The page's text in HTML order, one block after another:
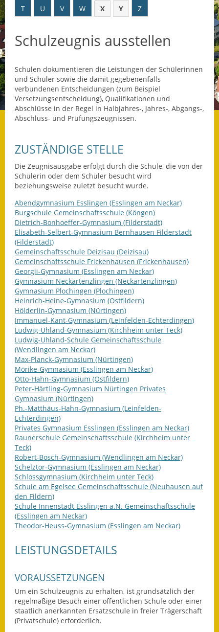
Datenschutz
Datenschutz im
Steueramt
Gebärdensprache
Geschichte und
Gegenwart
Was die Alten noch
Wagner-Werkstatt
Informationsbroschüre
Lärmaktionsplan
Leichte Sprache
Mitteilungsblatt
Nachhaltigkeitsbericht
Notfallplanung
Ortsplan
Straßenbau
Landesstraße
Kreisstraße
Umleitungsplan
Ausweichfahrplan
Buslinie 168
Stellenausschreibungen
Zahlen und Fakten
Rathaus
Bauhof Notzingen
Behördenadressen
Beratungsstellen im
Landkreis
T
U V W X Y Z
Schulzeugnis ausstellen
Schulen dokumentieren die Leistungen der Schülerinnen
und Schüler sowie die damit gegebenenfalls
verbundenen Entscheidungen (zum Beispiel
Versetzungsentscheidung), Qualifikationen und
Abschlüsse in der Regel in Halbjahres-, Jahres-, Abgangs-,
Abschluss- und Prüfungszeugnissen.
ZUSTÄNDIGE STELLE
Die Zeugnisausgabe erfolgt durch die Schule, die von der
Schülerin oder dem Schüler besucht wird
beziehungsweise zuletzt besucht wurde.
Abendgymnasium Esslingen (Esslingen am Neckar)
Burgschule Gemeinschaftsschule (Köngen)
Dietrich-Bonhoeffer-Gymnasium (Filderstadt)
Elisabeth-Selbert-Gymnasium Bernhausen Filderstadt
(Filderstadt)
Gemeinschaftsschule Deizisau (Deizisau)
Gemeinschaftsschule Frickenhausen (Frickenhausen)
Georgii-Gymnasium (Esslingen am Neckar)
Gymnasium Neckartenzlingen (Neckartenzlingen)
Gymnasium Plochingen (Plochingen)
Heinrich-Heine-Gymnasium (Ostfildern)
Hölderlin-Gymnasium (Nürtingen)
Immanuel-Kant-Gymnasium (Leinfelden-Echterdingen)
Ludwig-Uhland-Gymnasium (Kirchheim unter Teck)
Ludwig-Uhland-Schule Gemeinschaftsschule
(Wendlingen am Neckar)
Max-Planck-Gymnasium (Nürtingen)
Mörike-Gymnasium (Esslingen am Neckar)
Otto-Hahn-Gymnasium (Ostfildern)
Peter-Härtling-Gymnasium Nürtingen Privates
Gymnasium (Nürtingen)
Ph.-Matthäus-Hahn-Gymnasium (Leinfelden-
Echterdingen)
Privates Gymnasium Esslingen (Esslingen am Neckar)
Raunerschule Gemeinschaftsschule (Kirchheim unter
Teck)
Robert-Bosch-Gymnasium (Wendlingen am Neckar)
Schelztor-Gymnasium (Esslingen am Neckar)
Schlossgymnasium (Kirchheim unter Teck)
Schule am Egelsee Gemeinschaftsschule (Neuhausen auf
den Fildern)
Schule Innenstadt Esslingen a.N. Gemeinschaftsschule
(Esslingen am Neckar)
Theodor-Heuss-Gymnasium (Esslingen am Neckar)
LEISTUNGSDETAILS
VORAUSSETZUNGEN
Um ein Schulzeugnis zu erhalten, ist grundsätzlich der
regelmäßige Besuch einer öffentlichen Schule oder einer
staatlich anerkannten Ersatzschule in freier Trägerschaft
(Privatschule) erforderlich.